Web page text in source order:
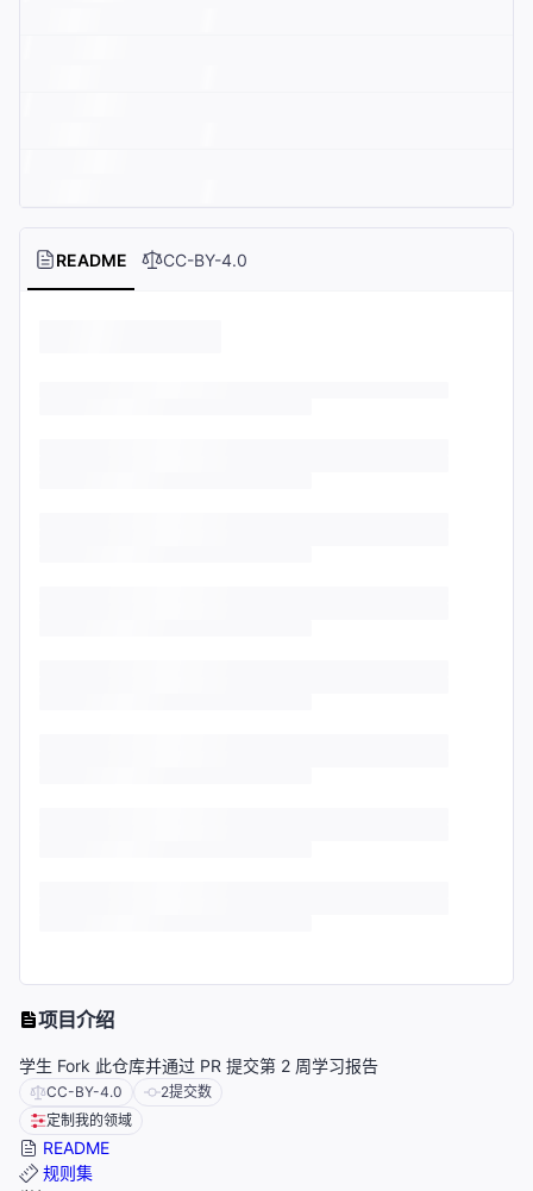
README CC-BY-4.0
项目介绍
学生 Fork 此仓库并通过 PR 提交第 2 周学习报告
CC-BY-4.0 2提交数
定制我的领域
README
规则集